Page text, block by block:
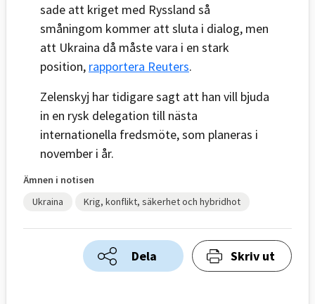
sade att kriget med Ryssland så
småningom kommer att sluta i dialog, men
att Ukraina då måste vara i en stark
position, rapportera Reuters.
Zelenskyj har tidigare sagt att han vill bjuda
in en rysk delegation till nästa
internationella fredsmöte, som planeras i
november i år.
Ämnen i notisen
Ukraina
Krig, konflikt, säkerhet och hybridhot
Dela Skriv ut